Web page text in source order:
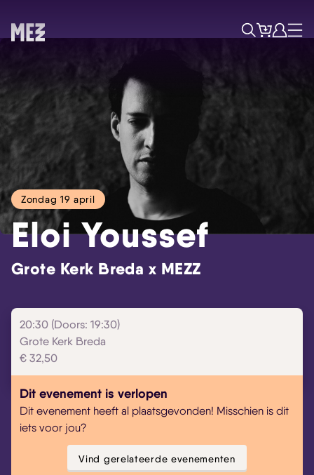
ZoekTicketsAccount
Menu
Zondag 19 april
Eloi Youssef
Grote Kerk Breda x MEZZ
20:30 (Doors: 19:30)
Grote Kerk Breda
€ 32,50
Dit evenement is verlopen
Dit evenement heeft al plaatsgevonden! Misschien is dit
iets voor jou?
Vind gerelateerde evenementen